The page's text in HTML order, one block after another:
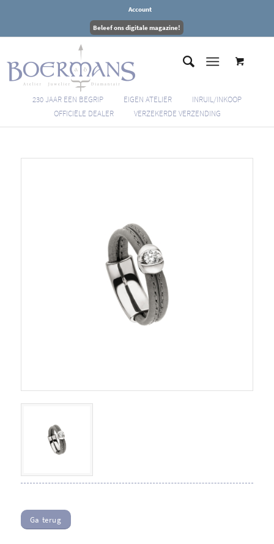
Account
Beleef ons digitale magazine!
230 JAAR EEN BEGRIP EIGEN ATELIER
INRUIL/INKOOP
OFFICIËLE DEALER
VERZEKERDE VERZENDING
Ga terug